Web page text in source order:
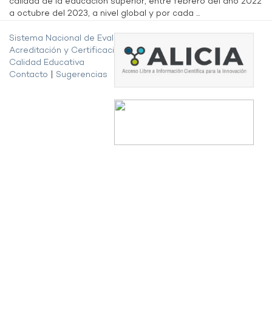
a octubre del 2023, a nivel global y por cada ...
Sistema Nacional de Evaluación,
Acreditación y Certificación de la
Calidad Educativa
Contacto
Sugerencias